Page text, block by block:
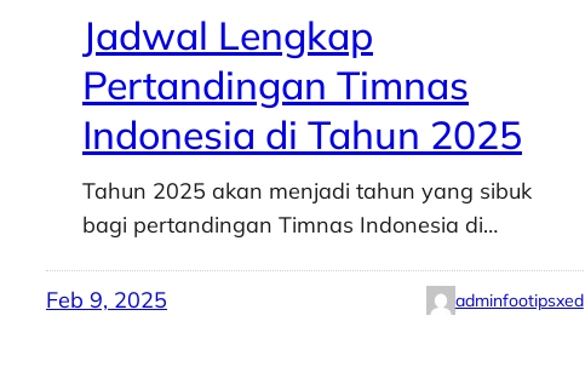
Jadwal Lengkap
Pertandingan Timnas
Indonesia di Tahun 2025
Tahun 2025 akan menjadi tahun yang sibuk
bagi pertandingan Timnas Indonesia di…
Feb 9, 2025 adminfootipsxed